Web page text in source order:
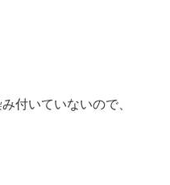
付いていないので、